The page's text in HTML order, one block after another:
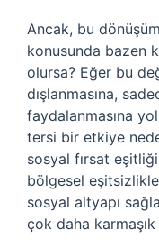
Ancak, bu
konusunda bazen
olursa? Eğer bu
dışlanmasına,
faydalanmasına
tersi bir etkiye
sosyal fırsat
bölgesel
sosyal altyapı
çok daha